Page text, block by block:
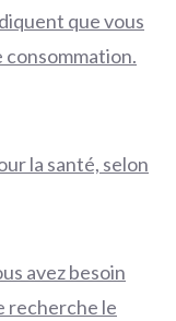
que vous
la santé, selon
avez besoin
recherche le